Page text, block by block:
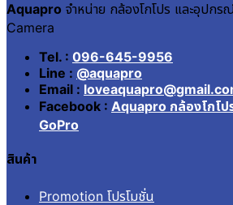
Aquapro จำหน่าย กล้องโกโปร และอุปก
Camera
Tel. : 096-645-9956
Line : @aquapro
Email :
Facebook : Aquapro กล้องโกโป
GoPro
สินค้า
Promotion โปรโมชั่น